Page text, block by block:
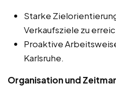
Starke
Verkaufsziele zu
Proaktive
Karlsruhe.
Organisation und